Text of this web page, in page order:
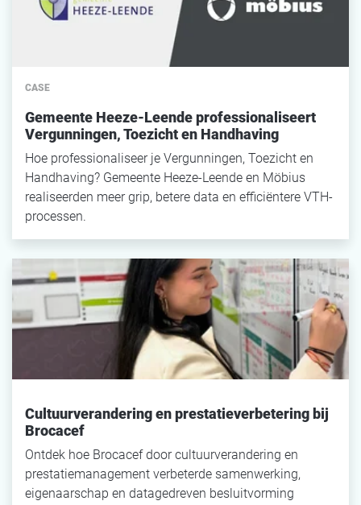
CASE
Gemeente Heeze-Leende professionaliseert
Vergunningen, Toezicht en Handhaving
Hoe professionaliseer je Vergunningen, Toezicht en
Handhaving? Gemeente Heeze-Leende en Möbius
realiseerden meer grip, betere data en efficiëntere VTH-
processen.
Cultuurverandering en prestatieverbetering bij
Brocacef
Ontdek hoe Brocacef door cultuurverandering en
prestatiemanagement verbeterde samenwerking,
eigenaarschap en datagedreven besluitvorming